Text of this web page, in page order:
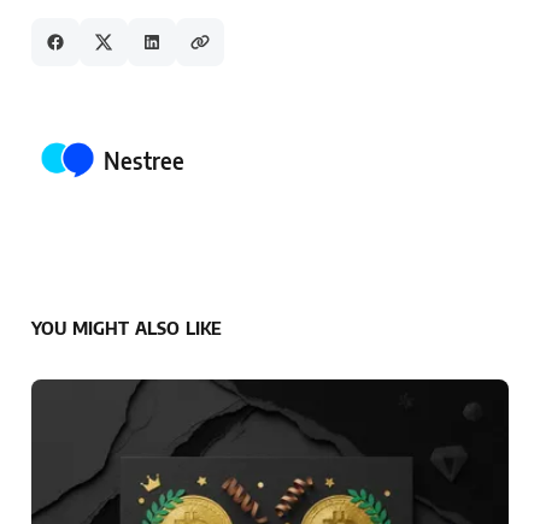
Posted by
Nestree
YOU MIGHT ALSO LIKE